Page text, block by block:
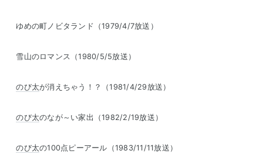
ゆめの町ノビタランド（1979/4/7放送）
雪山のロマンス（1980/5/5放送）
のび太が消えちゃう！？（1981/4/29放送）
のび太のなが～い家出（1982/2/19放送）
のび太の100点ピーアール（1983/11/11放送）